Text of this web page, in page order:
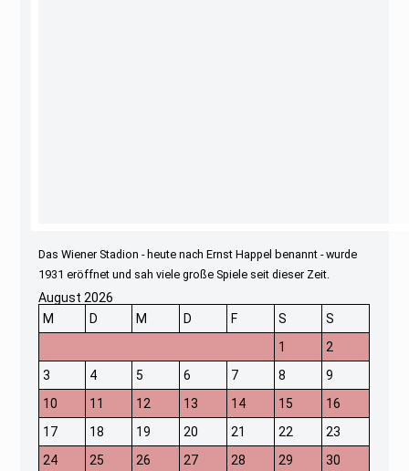
Das Wiener Stadion - heute nach Ernst Happel benannt - wurde
1931 eröffnet und sah viele große Spiele seit dieser Zeit.
August 2026
M
D M D F S
S
1
2
3
4 5 6 7 8
9
10
11 12 13 14 15
16
17
18 19 20 21 22
23
24
25 26 27 28 29 30